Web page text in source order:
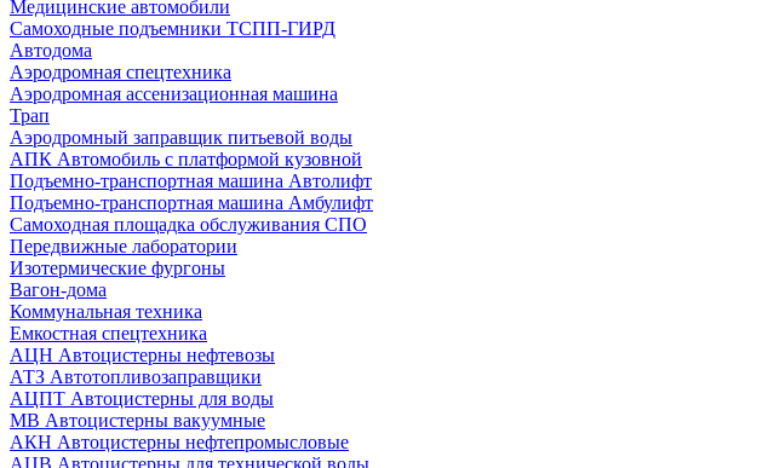
Медицинские автомобили
Самоходные подъемники ТСПП-ГИРД
Автодома
Аэродромная спецтехника
Аэродромная ассенизационная машина
Трап
Аэродромный заправщик питьевой воды
АПК Автомобиль с платформой кузовной
Подъемно-транспортная машина Автолифт
Подъемно-транспортная машина Амбулифт
Самоходная площадка обслуживания СПО
Передвижные лаборатории
Изотермические фургоны
Вагон-дома
Коммунальная техника
Емкостная спецтехника
АЦН Автоцистерны нефтевозы
АТЗ Автотопливозаправщики
АЦПТ Автоцистерны для воды
МВ Автоцистерны вакуумные
АКН Автоцистерны нефтепромысловые
АЦВ Автоцистерны для технической воды